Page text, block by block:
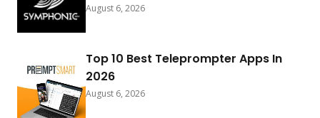
August 6, 2026
Top 10 Best Teleprompter Apps In
2026
August 6, 2026